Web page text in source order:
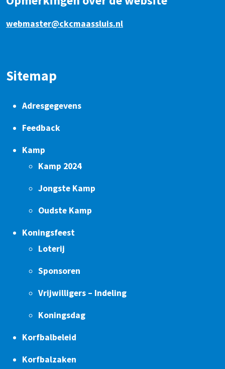
webmaster@ckcmaassluis.nl
Sitemap
Adresgegevens
Feedback
Kamp
Kamp 2024
Jongste Kamp
Oudste Kamp
Koningsfeest
Loterij
Sponsoren
Vrijwilligers – Indeling
Koningsdag
Korfbalbeleid
Korfbalzaken